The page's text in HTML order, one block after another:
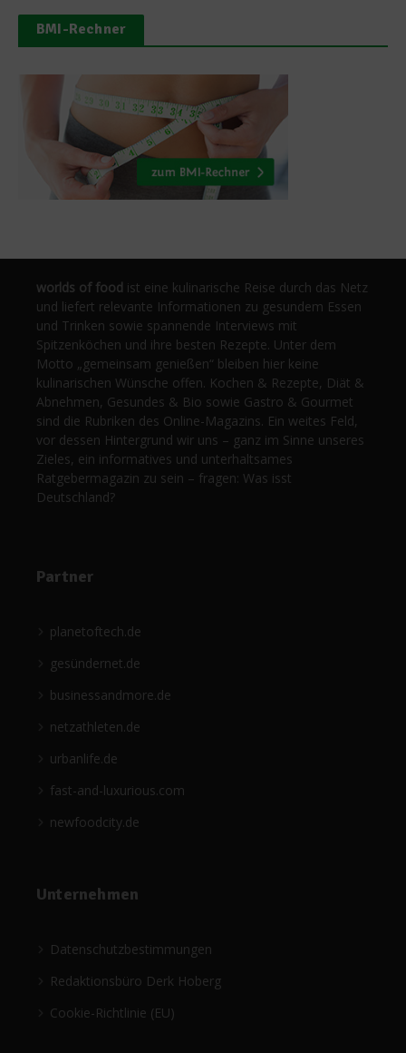
BMI-Rechner
worlds of food ist eine kulinarische Reise durch das Netz
und liefert relevante Informationen zu gesundem Essen
und Trinken sowie spannende Interviews mit
Spitzenköchen und ihre besten Rezepte. Unter dem
Motto „gemeinsam genießen“ bleiben hier keine
kulinarischen Wünsche offen. Kochen & Rezepte, Diät &
Abnehmen, Gesundes & Bio sowie Gastro & Gourmet
sind die Rubriken des Online-Magazins. Ein weites Feld,
vor dessen Hintergrund wir uns – ganz im Sinne unseres
Zieles, ein informatives und unterhaltsames
Ratgebermagazin zu sein – fragen: Was isst
Deutschland?
Partner
planetoftech.de
gesündernet.de
businessandmore.de
netzathleten.de
urbanlife.de
fast-and-luxurious.com
newfoodcity.de
Unternehmen
Datenschutzbestimmungen
Redaktionsbüro Derk Hoberg
Cookie-Richtlinie (EU)